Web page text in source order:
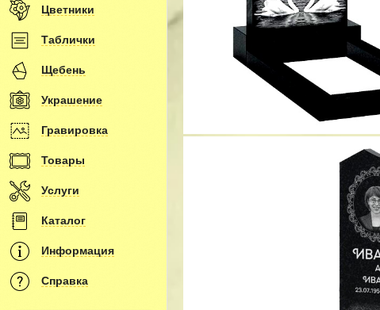
Цветники
Таблички
Щебень
Украшение
Гравировка
Товары
Услуги
Каталог
Информация
Справка